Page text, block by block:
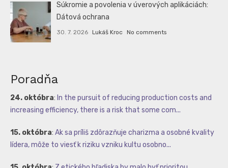
Súkromie a povolenia v úverových aplikáciách:
Dátová ochrana
30. 7. 2026 Lukáš Kroc No comments
Poradňa
24. októbra: In the pursuit of reducing production costs and
increasing efficiency, there is a risk that some com...
15. októbra: Ak sa príliš zdôrazňuje charizma a osobné kvality
lídera, môže to viesť k riziku vzniku kultu osobno...